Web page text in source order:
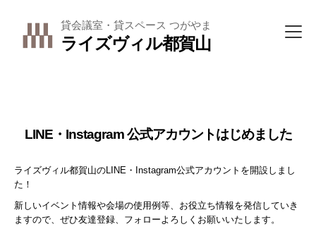
貸会議室・貸スペース つがやま
ライズヴィル都賀山
LINE・Instagram 公式アカウントはじめました
ライズヴィル都賀山のLINE・Instagram公式アカウントを開設しまし
た！
新しいイベント情報や会場の使用例等、お役立ち情報を発信していき
ますので、ぜひ友達登録、フォローよろしくお願いいたします。